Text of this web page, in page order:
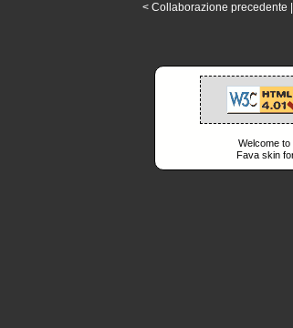
< Collaborazione precedente
Welcome to
Fava skin